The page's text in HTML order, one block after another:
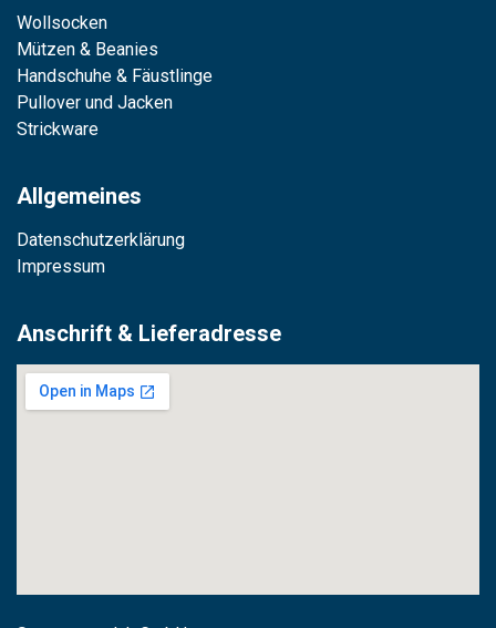
Wollsocken
Mützen & Beanies
Handschuhe & Fäustlinge
Pullover und Jacken
Strickware
Allgemeines
Datenschutzerklärung
Impressum
Anschrift & Lieferadresse